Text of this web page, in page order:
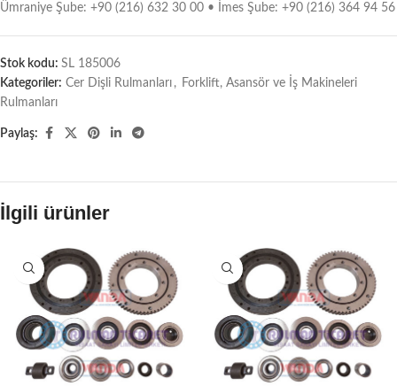
Ümraniye Şube: +90 (216) 632 30 00 • İmes Şube: +90 (216) 364 94 56
Stok kodu: SL 185006
Kategoriler: Cer Dişli Rulmanları , Forklift, Asansör ve İş Makineleri
Rulmanları
Paylaş:
İlgili ürünler